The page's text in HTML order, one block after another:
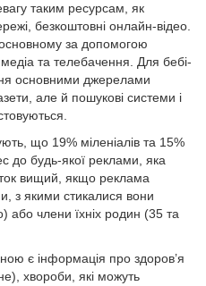
таким ресурсам, як
безкоштовні онлайн-відео.
за допомогою
та телебачення. Для бебі-
основними джерелами
але й пошукові системи і
що 19% міленіалів та 15%
до будь-якої реклами, яка
вищий, якщо реклама
з якими стикалися вони
або члени їхніх родин (35 та
є інформація про здоров’я
хвороби, які можуть